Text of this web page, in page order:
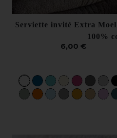
Serviette invité Extra
100%
6,00 €